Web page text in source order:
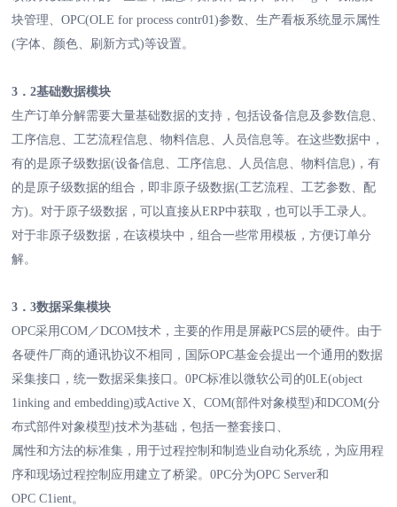
块管理、OPC(OLE for process contr01)参数、生产看板系统显示属性
(字体、颜色、刷新方式)等设置。
3．2基础数据模块
生产订单分解需要大量基础数据的支持，包括设备信息及参数信息、
工序信息、工艺流程信息、物料信息、人员信息等。在这些数据中，
有的是原子级数据(设备信息、工序信息、人员信息、物料信息)，有
的是原子级数据的组合，即非原子级数据(工艺流程、工艺参数、配
方)。对于原子级数据，可以直接从ERP中获取，也可以手工录人。
对于非原子级数据，在该模块中，组合一些常用模板，方便订单分
解。
3．3数据采集模块
OPC采用COM／DCOM技术，主要的作用是屏蔽PCS层的硬件。由于
各硬件厂商的通讯协议不相同，国际OPC基金会提出一个通用的数据
采集接口，统一数据采集接口。0PC标准以微软公司的0LE(object
1inking and embedding)或Active X、COM(部件对象模型)和DCOM(分
布式部件对象模型)技术为基础，包括一整套接口、
属性和方法的标准集，用于过程控制和制造业自动化系统，为应用程
序和现场过程控制应用建立了桥梁。0PC分为OPC Server和
OPC C1ient。